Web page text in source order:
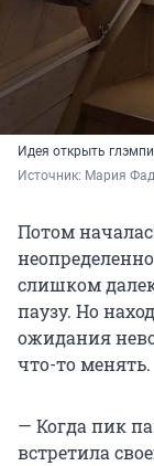
Идея открыть
Источник: Мария
Потом
слишком
паузу. Но
ожидания
что-то менять.
— Когда пик
встретила